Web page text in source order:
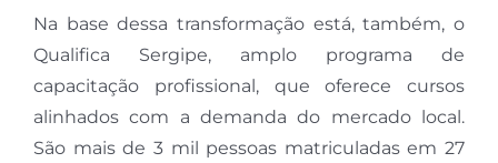
Na base dessa transformação está, também, o
Qualifica Sergipe, amplo programa de
capacitação profissional, que oferece cursos
alinhados com a demanda do mercado local.
São mais de 3 mil pessoas matriculadas em 27